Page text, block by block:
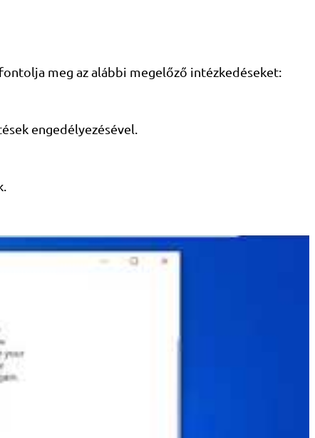
meg az alábbi megelőző intézkedéseket:
engedélyezésével.